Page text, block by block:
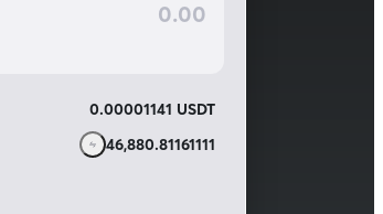
0.00001141 USDT
46,880.81161111